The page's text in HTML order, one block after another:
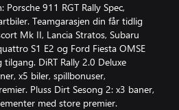
Porsche 911 RGT Rally Spec,
Teamgarasjen din får tidlig
Mk II, Lancia Stratos, Subaru
S1 E2 og Ford Fiesta OMSE
DiRT Rally 2.0 Deluxe
x5 biler, spillbonuser,
Pluss Dirt Sesong 2: x3 baner,
med store premier.